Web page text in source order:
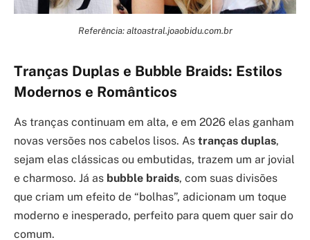
Referência: altoastral.joaobidu.com.br
Tranças Duplas e Bubble Braids: Estilos
Modernos e Românticos
As tranças continuam em alta, e em 2026 elas ganham
novas versões nos cabelos lisos. As tranças duplas,
sejam elas clássicas ou embutidas, trazem um ar jovial
e charmoso. Já as bubble braids, com suas divisões
que criam um efeito de “bolhas”, adicionam um toque
moderno e inesperado, perfeito para quem quer sair do
comum.